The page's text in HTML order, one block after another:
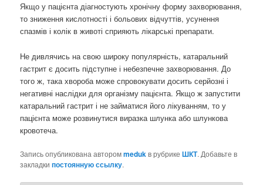
Якщо у пацієнта діагностують хронічну форму захворювання,
то зниження кислотності і больових відчуттів, усунення
спазмів і колік в животі сприяють лікарські препарати.
Не дивлячись на свою широку популярність, катаральний
гастрит є досить підступне і небезпечне захворювання. До
того ж, така хвороба може спровокувати досить серйозні і
негативні наслідки для організму пацієнта. Якщо ж запустити
катаральний гастрит і не займатися його лікуванням, то у
пацієнта може розвинутися виразка шлунка або шлункова
кровотеча.
Запись опубликована авторомmedukв рубрикеШКТ. Добавьте в
закладкипостоянную ссылку.